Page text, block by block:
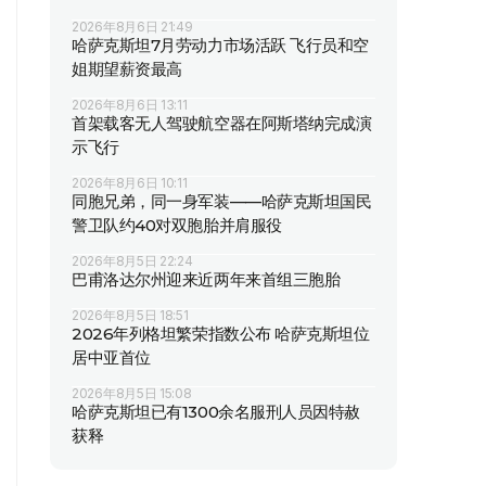
2026年8月6日 21:49
哈萨克斯坦7月劳动力市场活跃 飞行员和空
姐期望薪资最高
2026年8月6日 13:11
首架载客无人驾驶航空器在阿斯塔纳完成演
示飞行
2026年8月6日 10:11
同胞兄弟，同一身军装——哈萨克斯坦国民
警卫队约40对双胞胎并肩服役
2026年8月5日 22:24
巴甫洛达尔州迎来近两年来首组三胞胎
2026年8月5日 18:51
2026年列格坦繁荣指数公布 哈萨克斯坦位
居中亚首位
2026年8月5日 15:08
哈萨克斯坦已有1300余名服刑人员因特赦
获释